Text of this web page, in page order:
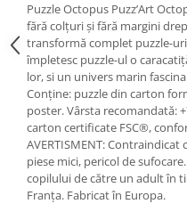
Puzzle Octopus Puzz’Art
fără colțuri și fără margini
transformă complet puzzle-
împletesc puzzle-ul o
lor, si un univers marin
Conține: puzzle din carton
poster. Vârsta recomandată:
carton certificate FSC®,
AVERTISMENT:
piese mici, pericol de
copilului de către un adult în
Franța. Fabricat în Europa.